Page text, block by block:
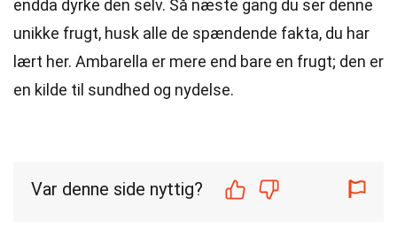
endda dyrke den selv. Så næste gang du ser denne
unikke frugt, husk alle de spændende fakta, du har
lært her. Ambarella er mere end bare en frugt; den er
en kilde til sundhed og nydelse.
Var denne side nyttig?